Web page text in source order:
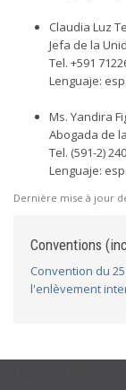
Claudia Luz
Jefa de la
Tel. +591
Lenguaje:
Ms. Yandira
Abogada de
Tel. (591-2)
Lenguaje:
Dernière mise à jour
Conventions
Convention du
l'enlèvement